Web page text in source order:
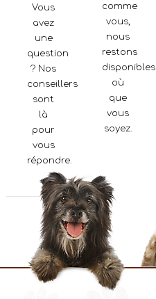
Vous
avez
une
question
? Nos
conseillers
sont
là
pour
vous
répondre.
comme
vous,
nous
restons
disponibles
où
que
vous
soyez.